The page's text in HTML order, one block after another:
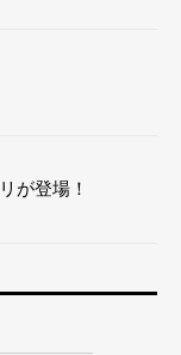
が登場！